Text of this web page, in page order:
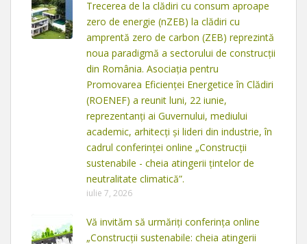
Trecerea de la clădiri cu consum aproape
zero de energie (nZEB) la clădiri cu
amprentă zero de carbon (ZEB) reprezintă
noua paradigmă a sectorului de construcții
din România. Asociația pentru
Promovarea Eficienței Energetice în Clădiri
(ROENEF) a reunit luni, 22 iunie,
reprezentanți ai Guvernului, mediului
academic, arhitecți și lideri din industrie, în
cadrul conferinței online „Construcții
sustenabile - cheia atingerii țintelor de
neutralitate climatică”.
iulie 7, 2026
Vă invităm să urmăriți conferința online
„Construcții sustenabile: cheia atingerii